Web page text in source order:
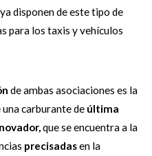
ya disponen de este tipo de
para los taxis y vehículos
de ambas asociaciones es la
carburante de última
que se encuentra a la
precisadasen la